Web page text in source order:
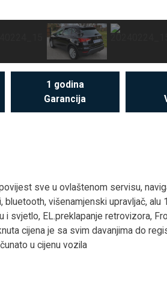
1 godina
Garancija
sve u ovlaštenom servisu,
višenamjenski upravljač, alu
i svjetlo, EL.preklapanje retrovizora,
cijena je sa svim davanjima do
u cijenu vozila